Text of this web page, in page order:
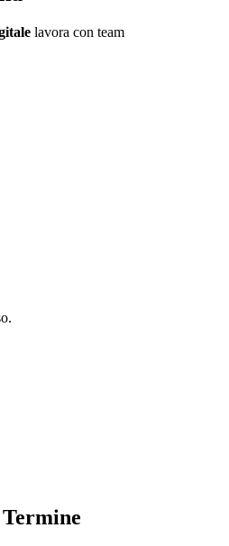
lavora con team